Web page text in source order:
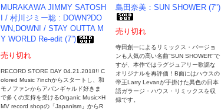
MURAKAWA JIMMY SATOSH
I / 村川ジミー聡 : DOWN?DO
WN,DOWN! / STAY OUTTA M
Y WORLD Re-edit (7”)
売り切れ
RECORD STORE DAY 04.21.2018!! C
olored Music 7inchからスタートし、和
モノファンからアバンギャルド好きま
で多くの支持を受けるOrganic Music×H
MV record shopの「Japanism」からR
島田奈美：SUN SHOWER (7")
売り切れ
寺田創一によるリミックス・バージョ
ンも人気の高い名曲"SUN SHOWER"で
すが、本作ではラグジュアリー歌謡な
オリジナルを再評価！B面にはハウスの
帝王Larry Levanが手掛けた異色の日本
語ガラージ・ハウス・リミックスを収
録です。